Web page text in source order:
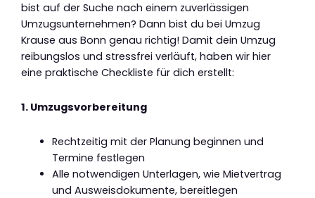
bist auf der Suche nach einem zuverlässigen
Umzugsunternehmen? Dann bist du bei Umzug
Krause aus Bonn genau richtig! Damit dein Umzug
reibungslos und stressfrei verläuft, haben wir hier
eine praktische Checkliste für dich erstellt:
1. Umzugsvorbereitung
Rechtzeitig mit der Planung beginnen und
Termine festlegen
Alle notwendigen Unterlagen, wie Mietvertrag
und Ausweisdokumente, bereitlegen